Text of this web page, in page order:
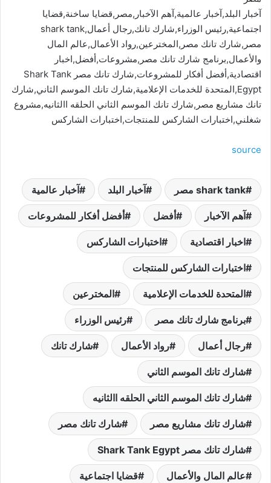
آخبار البلد,آخبار عالمية,آهم الآخبار,مصر,قضايا ساخنة,قضايا
اجتماعية,رئيس الوزراء,شارك تانك,رجال أعمال,shark tank
مصر,شارك تانك مصر,المخترعين,رواد الأعمال,عالم المال
والأعمال,برنامج شارك تانك مصر,مشروعات,أفضل,اخبار
اقتصادية,أفضل أفكار للمشروعات,شارك تانك مصر Shark Tank
Egypt,المتحدة للخدمات الإعلامية,شارك تانك الموسم الثاني,شارك
تانك مشاريع مصر,شارك تانك الموسم الثاني الحلقه االثانيه,مشروع
شغلني,اختبارات الشاركس للمنتجات,اختبارات الشاركس
source
shark tank مصر آخبار البلد آخبار عالمية
آهم الآخبار أفضل أفضل أفكار للمشروعات
اخبار اقتصادية اختبارات الشاركس
اختبارات الشاركس للمنتجات
المتحدة للخدمات الإعلامية المخترعين
برنامج شارك تانك مصر رئيس الوزراء
رجال أعمال رواد الأعمال شارك تانك
شارك تانك الموسم الثاني
شارك تانك الموسم الثاني الحلقه االثانيه
شارك تانك مشاريع مصر شارك تانك مصر
شارك تانك مصر Shark Tank Egypt
عالم المال والأعمال قضايا اجتماعية